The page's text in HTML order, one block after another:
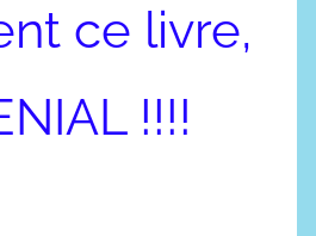
ce livre,
!!!!